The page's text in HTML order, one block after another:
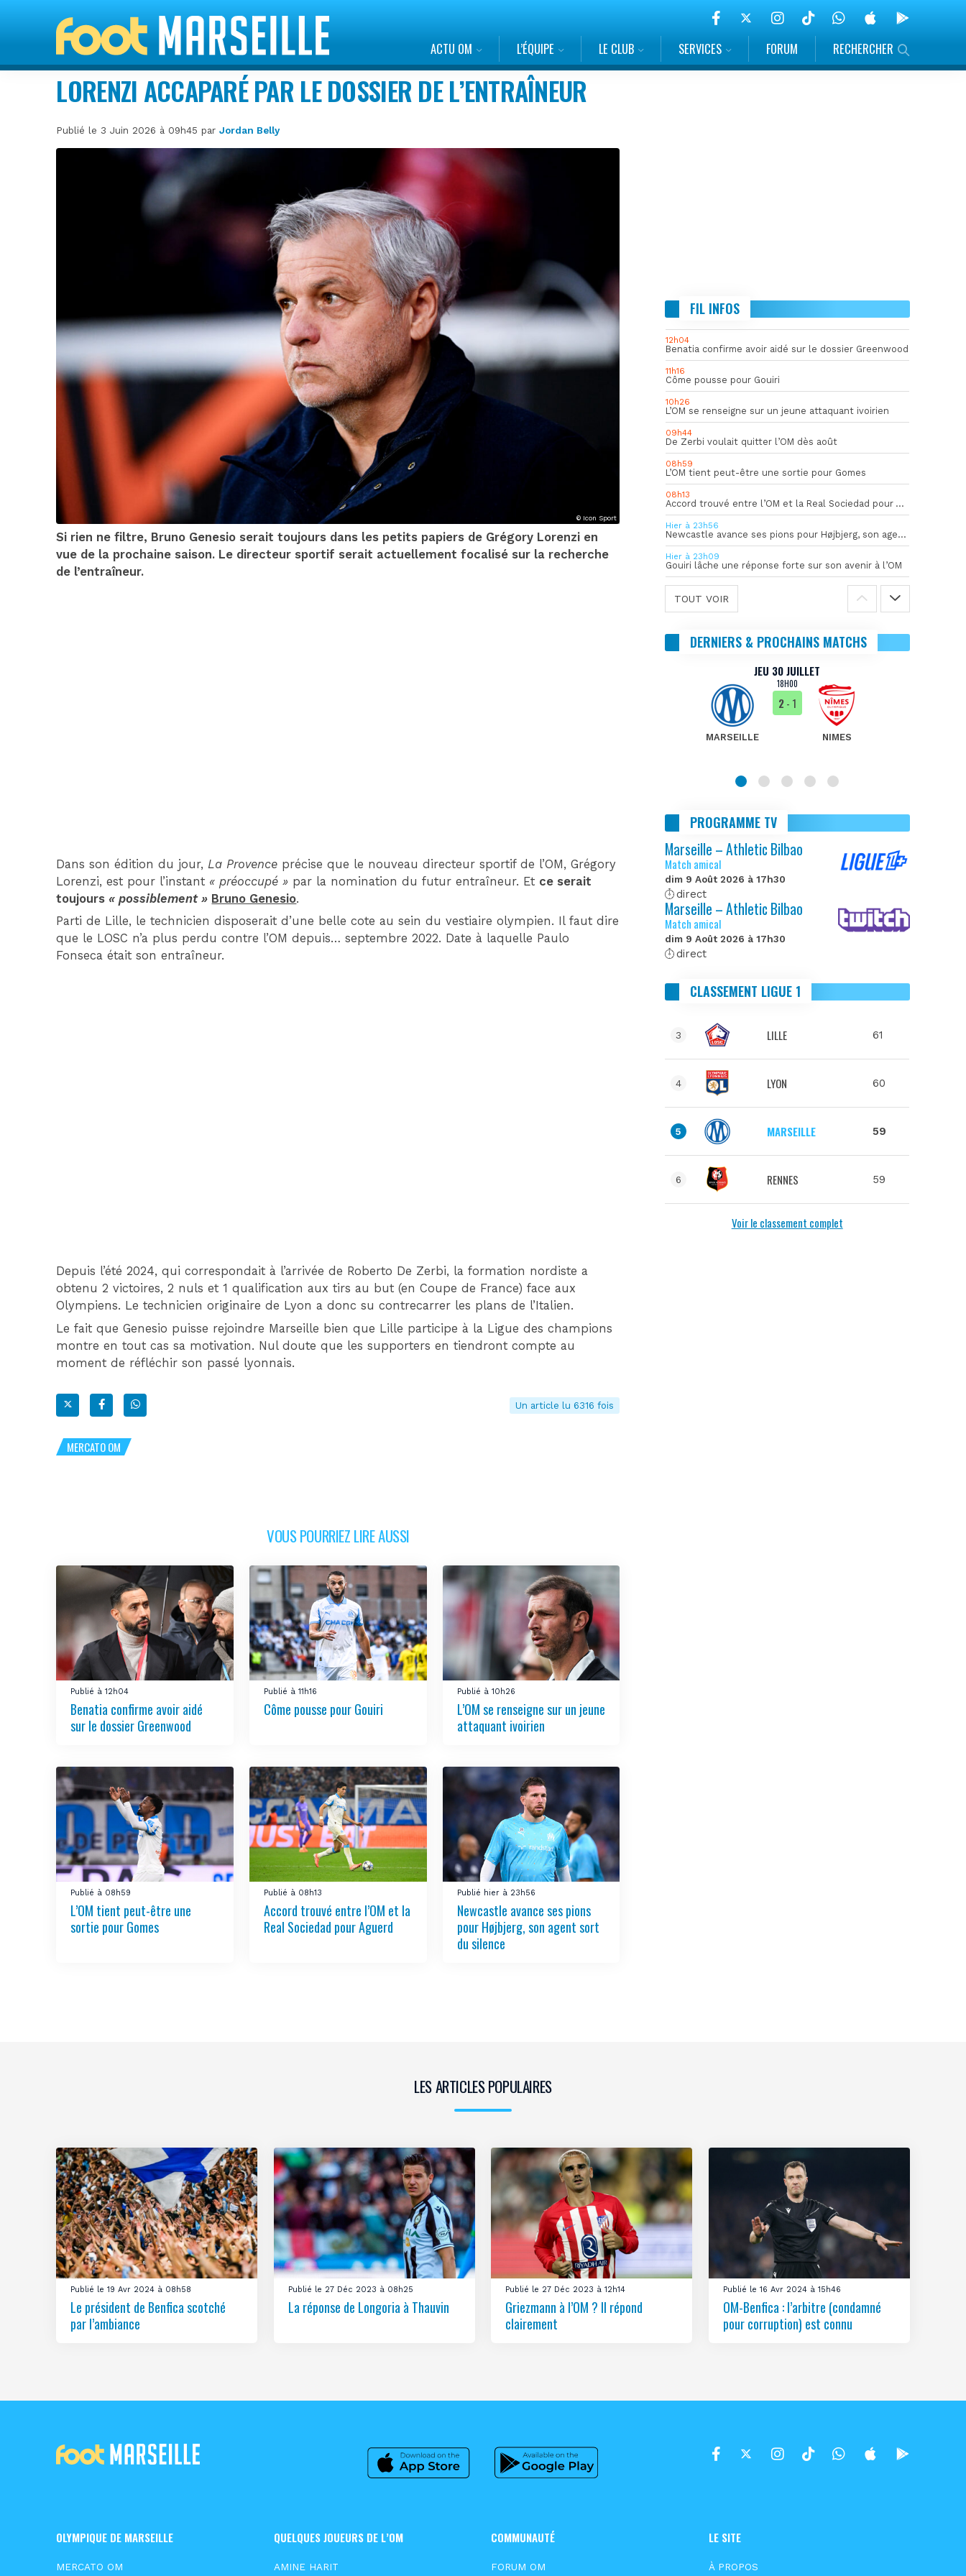
ACTU OM L’ÉQUIPE LE CLUB SERVICES FORUM RECHERCHER
LORENZI ACCAPARÉ PAR LE DOSSIER DE L’ENTRAÎNEUR
Publié le 3 Juin 2026 à 09h45 parJordan Belly
© Icon Sport
Si rien ne filtre, Bruno Genesio serait toujours dans les petits papiers de Grégory Lorenzi en
vue de la prochaine saison. Le directeur sportif serait actuellement focalisé sur la recherche
de l’entraîneur.
Dans son édition du jour, La Provence précise que le nouveau directeur sportif de l’OM, Grégory
Lorenzi, est pour l’instant « préoccupé » par la nomination du futur entraîneur. Et ce serait
toujours« possiblement » Bruno Genesio.
Parti de Lille, le technicien disposerait d’une belle cote au sein du vestiaire olympien. Il faut dire
que le LOSC n’a plus perdu contre l’OM depuis… septembre 2022. Date à laquelle Paulo
Fonseca était son entraîneur.
Depuis l’été 2024, qui correspondait à l’arrivée de Roberto De Zerbi, la formation nordiste a
obtenu 2 victoires, 2 nuls et 1 qualification aux tirs au but (en Coupe de France) face aux
Olympiens. Le technicien originaire de Lyon a donc su contrecarrer les plans de l’Italien.
Le fait que Genesio puisse rejoindre Marseille bien que Lille participe à la Ligue des champions
montre en tout cas sa motivation. Nul doute que les supporters en tiendront compte au
moment de réfléchir son passé lyonnais.
Un article lu 6316 fois
MERCATO OM
VOUS POURRIEZ LIRE AUSSI
Publié à 12h04
Benatia confirme avoir aidé
sur le dossier Greenwood
Publié à 11h16
Côme pousse pour Gouiri
Publié à 10h26
L’OM se renseigne sur un jeune
attaquant ivoirien
Publié à 08h59
L’OM tient peut-être une
sortie pour Gomes
Publié à 08h13
Accord trouvé entre l’OM et la
Real Sociedad pour Aguerd
Publié hier à 23h56
Newcastle avance ses pions
pour Højbjerg, son agent sort
du silence
FIL INFOS
12h04
Benatia confirme avoir aidé sur le dossier Greenwood
11h16
Côme pousse pour Gouiri
10h26
L’OM se renseigne sur un jeune attaquant ivoirien
09h44
De Zerbi voulait quitter l’OM dès août
08h59
L’OM tient peut-être une sortie pour Gomes
08h13
Accord trouvé entre l’OM et la Real Sociedad pour Aguerd
Hier à 23h56
Newcastle avance ses pions pour Højbjerg, son agent sort du silence
Hier à 23h09
Gouiri lâche une réponse forte sur son avenir à l’OM
TOUT VOIR
DERNIERS & PROCHAINS MATCHS
JEU 30 JUILLET
18H00
MARSEILLE
2- 1
NIMES
PROGRAMME TV
Marseille – Athletic Bilbao
Match amical
dim 9 Août 2026 à 17h30
direct
Marseille – Athletic Bilbao
Match amical
dim 9 Août 2026 à 17h30
direct
CLASSEMENT LIGUE 1
3 LILLE 61
4 LYON 60
5 MARSEILLE 59
6 RENNES 59
Voir le classement complet
LES ARTICLES POPULAIRES
Publié le 19 Avr 2024 à 08h58
Le président de Benfica scotché
par l’ambiance
Publié le 27 Déc 2023 à 08h25
La réponse de Longoria à Thauvin
Publié le 27 Déc 2023 à 12h14
Griezmann à l’OM ? Il répond
clairement
Publié le 16 Avr 2024 à 15h46
OM-Benfica : l’arbitre (condamné
pour corruption) est connu
OLYMPIQUE DE MARSEILLE
MERCATO OM
QUELQUES JOUEURS DE L’OM
AMINE HARIT
COMMUNAUTÉ
FORUM OM
LE SITE
À PROPOS